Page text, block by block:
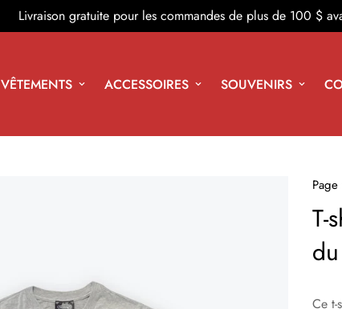
Livraison gratuite pour les commandes de plus de 100 $
VÊTEMENTS ACCESSOIRES SOUVENIRS
T-
Ce